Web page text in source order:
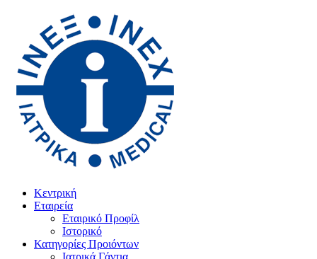
Κεντρική
Εταιρεία
Εταιρικό Προφίλ
Ιστορικό
Κατηγορίες Προιόντων
Ιατρικά Γάντια